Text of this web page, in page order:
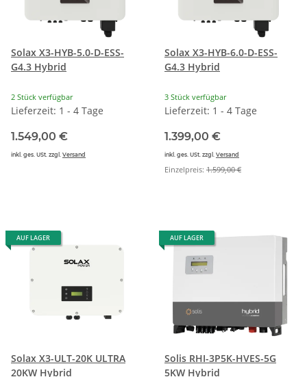
Solax X3-HYB-5.0-D-ESS-
G4.3 Hybrid
2 Stück verfügbar
Lieferzeit: 1 - 4 Tage
1.549,00 €
inkl. ges. USt. zzgl. Versand
Solax X3-HYB-6.0-D-ESS-
G4.3 Hybrid
3 Stück verfügbar
Lieferzeit: 1 - 4 Tage
1.399,00 €
inkl. ges. USt. zzgl. Versand
Einzelpreis: 1.599,00 €
AUF LAGER
Solax X3-ULT-20K ULTRA
20KW Hybrid
AUF LAGER
Solis RHI-3P5K-HVES-5G
5KW Hybrid